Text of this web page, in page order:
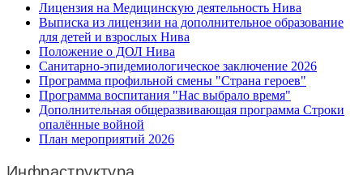
Лицензия на Медицинскую деятельность Нива
Выписка из лицензии на дополнительное образование
для детей и взрослых Нива
Положение о ДОЛ Нива
Санитарно-эпидемиологическое заключение 2026
Программа профильной смены "Страна героев"
Программа воспитания "Нас выбрало время"
Дополнительная общеразвивающая программа Строки
опалённые войной
План мероприятий 2026
Инфраструктура